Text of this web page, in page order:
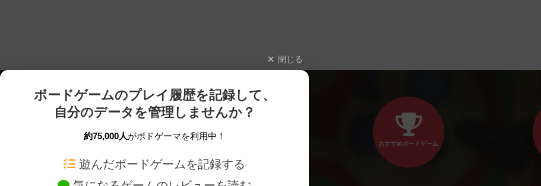
閉じる
ボードゲームのプレイ履歴を記録して、
自分のデータを管理しませんか？
約75,000人がボドゲーマを利用中！
遊んだボードゲームを記録する
おすすめボードゲーム